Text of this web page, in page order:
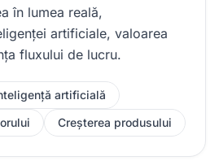
în lumea reală,
artificiale, valoarea
fluxului de lucru.
artificială
Creșterea produsului